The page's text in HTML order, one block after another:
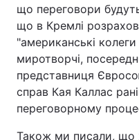
що переговори
що в Кремлі
"американські
миротворчі,
представниця
справ Кая Каллас
переговорному
Також ми писали, що